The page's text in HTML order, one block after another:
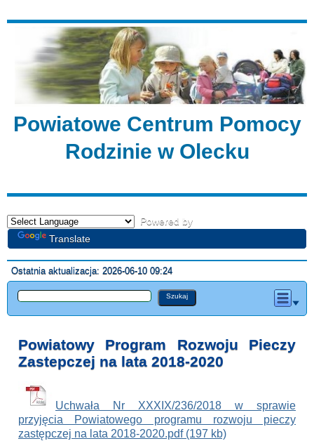
Powiatowe Centrum Pomocy
Rodzinie w Olecku
Powered by
Translate
Ostatnia aktualizacja: 2026-06-10 09:24
Powiatowy Program Rozwoju Pieczy
Zastepczej na lata 2018-2020
Uchwała Nr XXXIX/236/2018 w sprawie
przyjęcia Powiatowego programu rozwoju pieczy
zastępczej na lata 2018-2020.pdf (197 kb)